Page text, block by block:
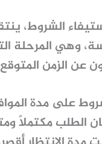
الشروط،
وهي المرحلة
عن الزمن
على مدة
الطلب مكتملًا